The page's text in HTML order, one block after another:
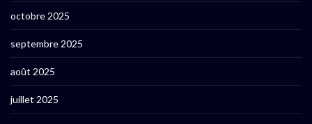
octobre 2025
septembre 2025
août 2025
juillet 2025